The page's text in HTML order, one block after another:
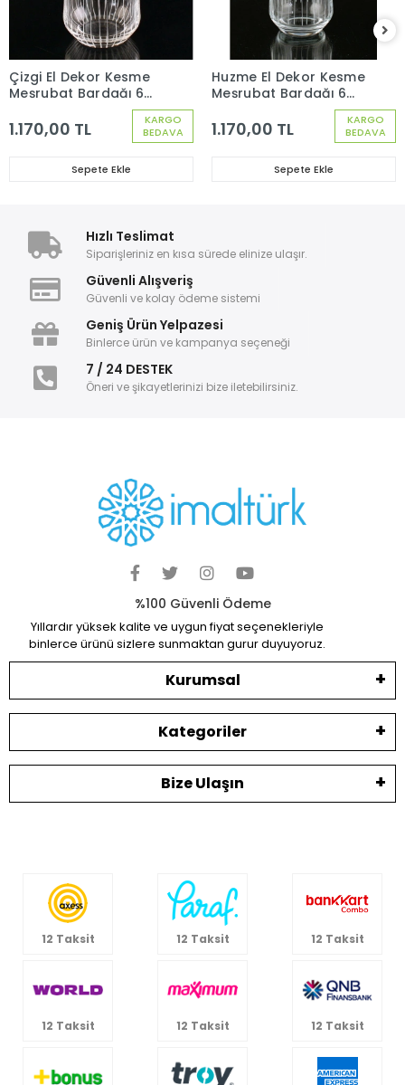
KARGO
BEDAVA
Çizgi El Dekor Kesme
Meşrubat Bardağı 6
1.170,00 TL
Sepete Ekle
KARGO
BEDAVA
Huzme El Dekor Kesme
Meşrubat Bardağı 6
1.170,00 TL
Sepete Ekle
Hızlı Teslimat
Siparişleriniz en kısa sürede elinize ulaşır.
Güvenli Alışveriş
Güvenli ve kolay ödeme sistemi
Geniş Ürün Yelpazesi
Binlerce ürün ve kampanya seçeneği
7 / 24 DESTEK
Öneri ve şikayetlerinizi bize iletebilirsiniz.
%100 Güvenli Ödeme
Yıllardır yüksek kalite ve uygun fiyat seçenekleriyle
binlerce ürünü sizlere sunmaktan gurur duyuyoruz.
Kurumsal
Kategoriler
Bize Ulaşın
12 Taksit 12 Taksit 12 Taksit
12 Taksit 12 Taksit 12 Taksit